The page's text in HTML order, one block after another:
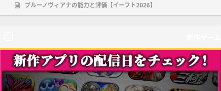
ブルーノヴィアナの能力と評価【イーフト2026】